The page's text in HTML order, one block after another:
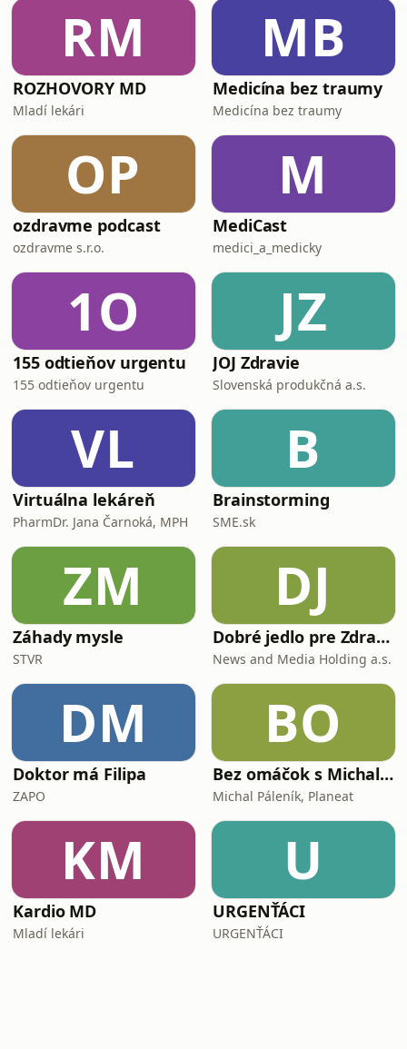
RM
ROZHOVORY MD
Mladí lekári
MB
Medicína bez traumy
Medicína bez traumy
OP
ozdravme podcast
ozdravme s.r.o.
M
MediCast
medici_a_medicky
1O
155 odtieňov urgentu
155 odtieňov urgentu
JZ
JOJ Zdravie
Slovenská produkčná a.s.
VL
Virtuálna lekáreň
PharmDr. Jana Čarnoká, MPH
B
Brainstorming
SME.sk
ZM
Záhady mysle
STVR
DJ
Dobré jedlo pre Zdravie
News and Media Holding a.s.
DM
Doktor má Filipa
ZAPO
BO
Bez omáčok s Michalom Páleníkom
Michal Páleník, Planeat
KM
Kardio MD
Mladí lekári
U
URGENŤÁCI
URGENŤÁCI